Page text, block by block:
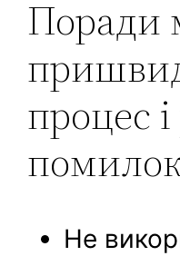
Поради
процес
Не